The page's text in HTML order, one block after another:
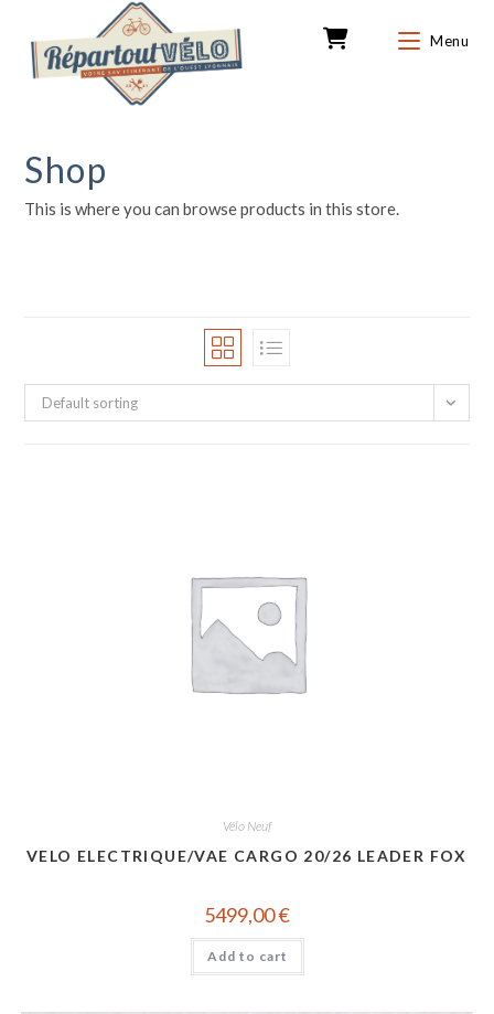
content
Menu
Shop
This is where you can browse products in this store.
Default sorting
Vélo Neuf
VELO ELECTRIQUE/VAE CARGO 20/26 LEADER FOX
5499,00€
Add to cart